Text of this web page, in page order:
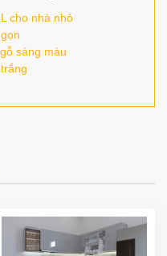
cho nhà nhỏ
sáng màu